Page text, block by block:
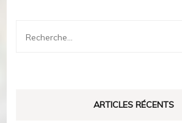
Rechercher :
ARTICLES RÉCENTS